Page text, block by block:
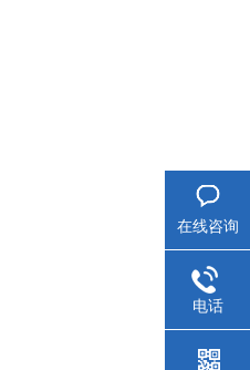
在线咨询
电话